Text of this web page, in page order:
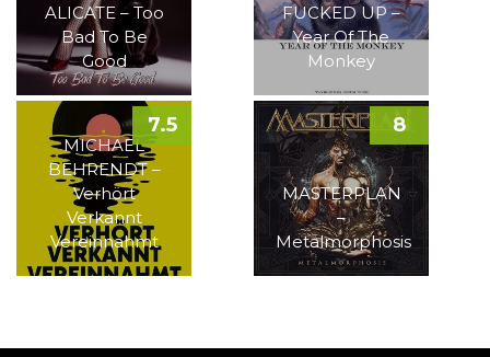
ALICATE – Too
Bad To Be
Good
FUCKED UP –
Year Of The
Monkey
MICHAEL
BEHRENDT –
Verhört
Verkannt
Vereinnahmt
7.5
MASTERPLAN
–
Metalmorphosis
8